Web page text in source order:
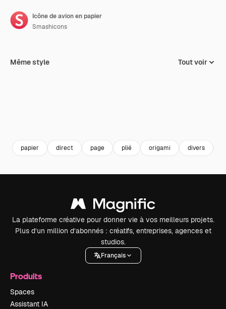
Icône de avion en papier
Smashicons
Même style Tout voir
papier direct page plié origami divers
La plateforme créative pour donner vie à vos meilleurs projets.
Plus d’un million d’abonnés : créatifs, entreprises, agences et
studios.
Français
Produits
Spaces
Assistant IA